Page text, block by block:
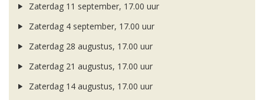
Zaterdag 11 september, 17.00 uur
Zaterdag 4 september, 17.00 uur
Zaterdag 28 augustus, 17.00 uur
Zaterdag 21 augustus, 17.00 uur
Zaterdag 14 augustus, 17.00 uur